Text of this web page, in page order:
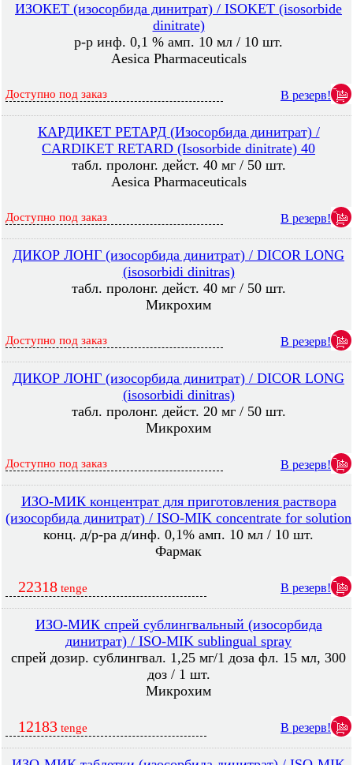
ИЗОКЕТ (изосорбида динитрат) / ISOKET (isosorbide
dinitrate)
р-р инф. 0,1 % амп. 10 мл / 10 шт.
Aesica Pharmaceuticals
Доступно под заказ В резерв!
КАРДИКЕТ РЕТАРД (Изосорбида динитрат) /
CARDIKET RETARD (Isosorbide dinitrate) 40
табл. пролонг. дейст. 40 мг / 50 шт.
Aesica Pharmaceuticals
Доступно под заказ В резерв!
ДИКОР ЛОНГ (изосорбида динитрат) / DICOR LONG
(isosorbidi dinitras)
табл. пролонг. дейст. 40 мг / 50 шт.
Микрохим
Доступно под заказ В резерв!
ДИКОР ЛОНГ (изосорбида динитрат) / DICOR LONG
(isosorbidi dinitras)
табл. пролонг. дейст. 20 мг / 50 шт.
Микрохим
Доступно под заказ В резерв!
ИЗО-МИК концентрат для приготовления раствора
(изосорбида динитрат) / ISO-MIK concentrate for solution
конц. д/р-ра д/инф. 0,1% амп. 10 мл / 10 шт.
Фармак
22318 tenge В резерв!
ИЗО-МИК спрей сублингвальный (изосорбида
динитрат) / ISO-MIK sublingual spray
спрей дозир. сублингвал. 1,25 мг/1 доза фл. 15 мл, 300
доз / 1 шт.
Микрохим
12183 tenge В резерв!